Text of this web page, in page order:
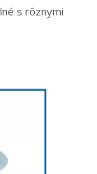
s rôznymi